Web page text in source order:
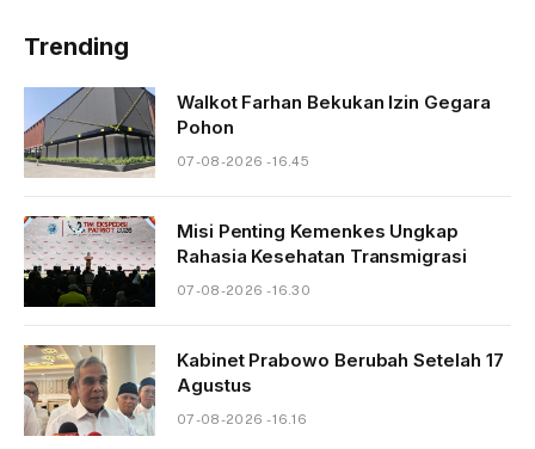
Trending
Walkot Farhan Bekukan Izin Gegara
Pohon
07-08-2026 - 16.45
Misi Penting Kemenkes Ungkap
Rahasia Kesehatan Transmigrasi
07-08-2026 - 16.30
Kabinet Prabowo Berubah Setelah 17
Agustus
07-08-2026 - 16.16